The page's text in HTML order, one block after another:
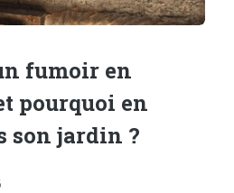
fumoir en
pourquoi en
son jardin ?